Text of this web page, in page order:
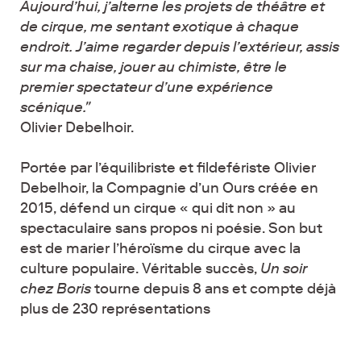
Aujourd’hui, j’alterne les projets de théâtre et
de cirque, me sentant exotique à chaque
endroit. J’aime regarder depuis l’extérieur, assis
sur ma chaise, jouer au chimiste, être le
premier spectateur d’une expérience
scénique."
Olivier Debelhoir.
Portée par l’équilibriste et fildefériste Olivier
Debelhoir, la Compagnie d’un Ours créée en
2015, défend un cirque « qui dit non » au
spectaculaire sans propos ni poésie. Son but
est de marier l’héroïsme du cirque avec la
culture populaire. Véritable succès, Un soir
chez Boristourne depuis 8 ans et compte déjà
plus de 230 représentations